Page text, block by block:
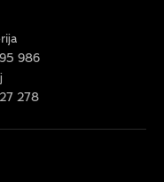
986
278